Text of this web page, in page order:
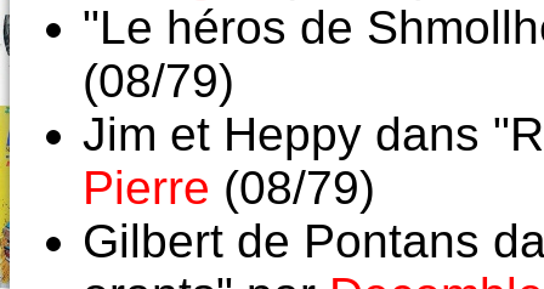
"Le héros de
(08/79)
Jim et Heppy dans
Pierre (08/79)
Gilbert de Pontans